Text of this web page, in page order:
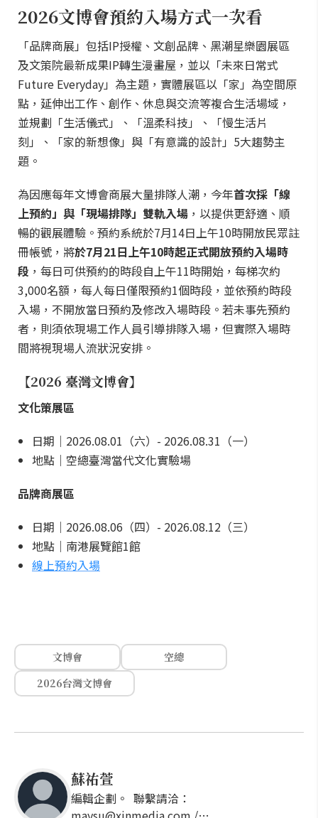
2026文博會預約入場方式一次看
「品牌商展」包括IP授權、文創品牌、黑潮星樂園展區
及文策院最新成果IP轉生漫畫屋，並以「未來日常式
Future Everyday」為主題，實體展區以「家」為空間原
點，延伸出工作、創作、休息與交流等複合生活場域，
並規劃「生活儀式」、「溫柔科技」、「慢生活片
刻」、「家的新想像」與「有意識的設計」5大趨勢主
題。
為因應每年文博會商展大量排隊人潮，今年首次採「線
上預約」與「現場排隊」雙軌入場 ，以提供更舒適、順
暢的觀展體驗。預約系統於7月14日上午10時開放民眾註
冊帳號，將於7月21日上午10時起正式開放預約入場時
段 ，每日可供預約的時段自上午11時開始，每梯次約
3,000名額，每人每日僅限預約1個時段，並依預約時段
入場，不開放當日預約及修改入場時段。若未事先預約
者，則須依現場工作人員引導排隊入場，但實際入場時
間將視現場人流狀況安排。
【2026 臺灣文博會】
文化策展區
日期｜2026.08.01（六）- 2026.08.31（一）
地點｜空總臺灣當代文化實驗場
品牌商展區
日期｜2026.08.06（四）- 2026.08.12（三）
地點｜南港展覽館1館
線上預約入場
文博會
空總
2026台灣文博會
蘇祐萱
編輯企劃。 聯繫請洽：